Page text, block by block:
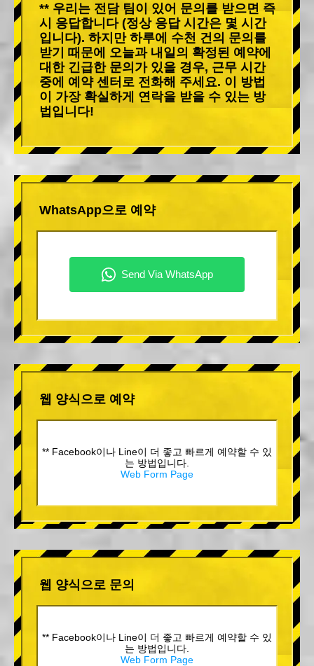
** 우리는 전담 팀이 있어 문의를 받으면 즉
시 응답합니다 (정상 응답 시간은 몇 시간
입니다). 하지만 하루에 수천 건의 문의를
받기 때문에 오늘과 내일의 확정된 예약에
대한 긴급한 문의가 있을 경우, 근무 시간
중에 예약 센터로 전화해 주세요. 이 방법
이 가장 확실하게 연락을 받을 수 있는 방
법입니다!
WhatsApp으로 예약
웹 양식으로 예약
** Facebook이나 Line이 더 좋고 빠르게 예약할 수 있
는 방법입니다.
Web Form Page
웹 양식으로 문의
** Facebook이나 Line이 더 좋고 빠르게 예약할 수 있
는 방법입니다.
Web Form Page